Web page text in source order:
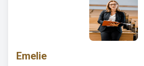
Emelie